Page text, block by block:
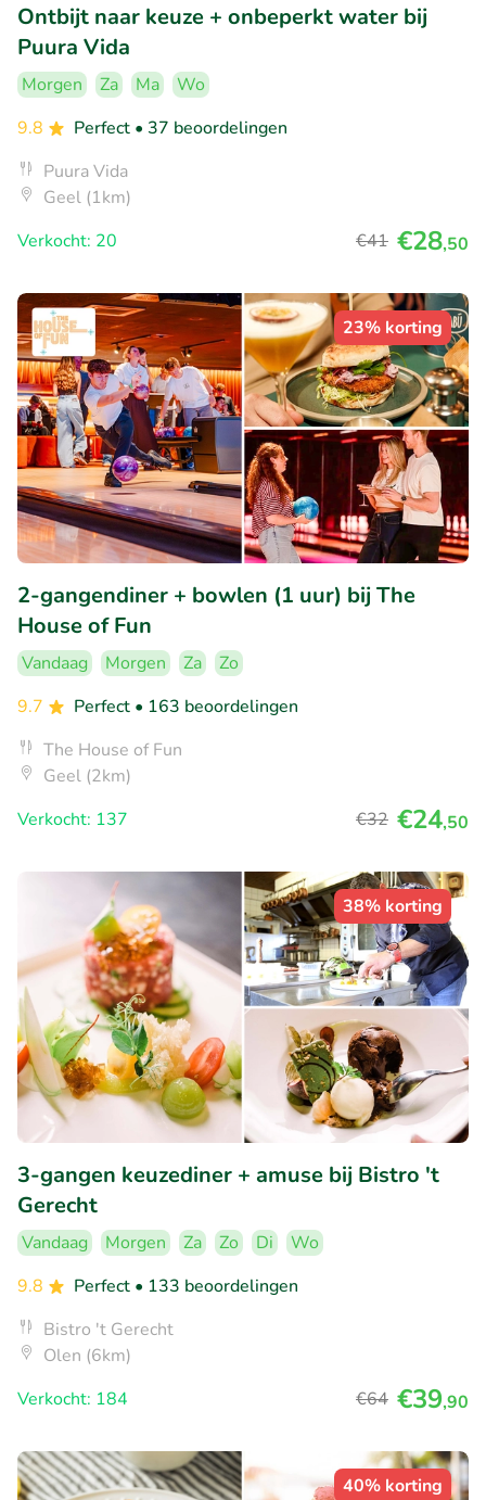
Ontbijt naar keuze + onbeperkt water bij
Puura Vida
Morgen Za Ma
Wo
9.8
Perfect • 37 beoordelingen
Puura Vida
Geel (1km)
Verkocht: 20
€41 €28,50
23% korting
2-gangendiner + bowlen (1 uur) bij The
House of Fun
Vandaag Morgen Za
Zo
9.7
Perfect • 163 beoordelingen
The House of Fun
Geel (2km)
Verkocht: 137
€32 €24,50
38% korting
3-gangen keuzediner + amuse bij Bistro 't
Gerecht
Vandaag Morgen Za Zo Di
Wo
9.8
Perfect • 133 beoordelingen
Bistro 't Gerecht
Olen (6km)
Verkocht: 184
€64 €39,90
40% korting